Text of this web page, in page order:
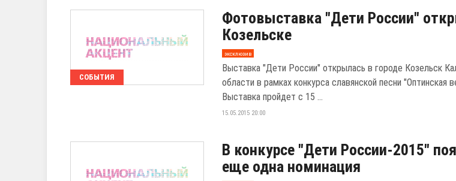
СОБЫТИЯ
Фотовыставка "Дети России"
Козельске
эксклюзив
Выставка "Дети России" открылась в городе Козельск
области в рамках конкурса славянской песни "Оптинская
Выставка пройдет с 15 ...
15.05.2015 20:00
В конкурсе "Дети России-2015"
еще одна номинация